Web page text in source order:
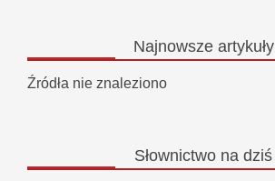
Najnowszeartykuły
Źródła nie znaleziono
Słownictwo na dziś